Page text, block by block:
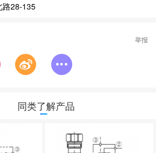
28-135
举报
同类了解产品